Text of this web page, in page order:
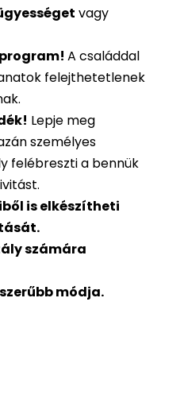
vagy
! A családdal
felejthetetlenek
! Lepje meg
személyes
felébreszti a bennük
iselkészítheti
számára
módja.